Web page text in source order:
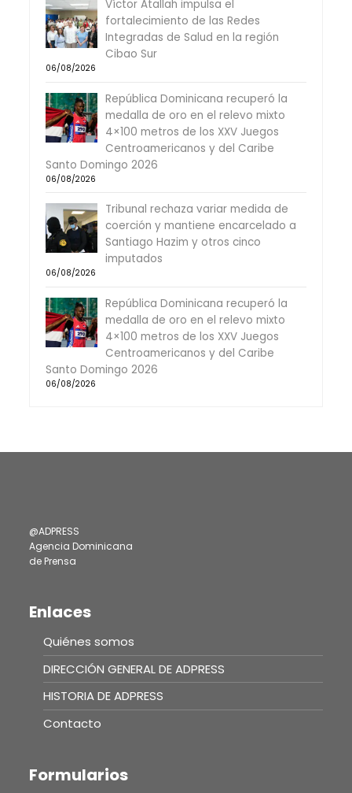
Víctor Atallah impulsa el
fortalecimiento de las Redes
Integradas de Salud en la región
Cibao Sur
06/08/2026
República Dominicana recuperó la
medalla de oro en el relevo mixto
4×100 metros de los XXV Juegos
Centroamericanos y del Caribe
Santo Domingo 2026
06/08/2026
Tribunal rechaza variar medida de
coerción y mantiene encarcelado a
Santiago Hazim y otros cinco
imputados
06/08/2026
República Dominicana recuperó la
medalla de oro en el relevo mixto
4×100 metros de los XXV Juegos
Centroamericanos y del Caribe
Santo Domingo 2026
06/08/2026
@ADPRESS
Agencia Dominicana
de Prensa
Enlaces
Quiénes somos
DIRECCIÓN GENERAL DE ADPRESS
HISTORIA DE ADPRESS
Contacto
Formularios